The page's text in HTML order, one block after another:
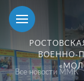
ВОЕННО-
Все новости ММК